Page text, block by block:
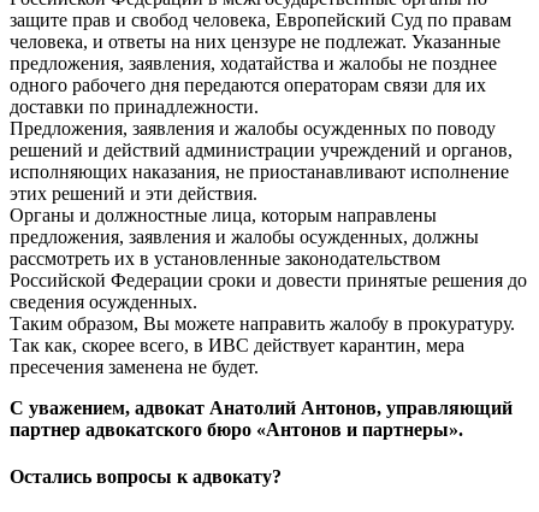
защите прав и свобод человека, Европейский Суд по правам
человека, и ответы на них цензуре не подлежат. Указанные
предложения, заявления, ходатайства и жалобы не позднее
одного рабочего дня передаются операторам связи для их
доставки по принадлежности.
Предложения, заявления и жалобы осужденных по поводу
решений и действий администрации учреждений и органов,
исполняющих наказания, не приостанавливают исполнение
этих решений и эти действия.
Органы и должностные лица, которым направлены
предложения, заявления и жалобы осужденных, должны
рассмотреть их в установленные законодательством
Российской Федерации сроки и довести принятые решения до
сведения осужденных.
Таким образом, Вы можете направить жалобу в прокуратуру.
Так как, скорее всего, в ИВС действует карантин, мера
пресечения заменена не будет.
С уважением, адвокат Анатолий Антонов, управляющий
партнер адвокатского бюро «Антонов и партнеры».
Остались вопросы к адвокату?